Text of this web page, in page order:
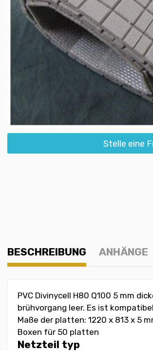
Stelle eine
BESCHREIBUNG ANHÄNGE
PVC Divinycell H80 Q100 5 mm
brühvorgang leer. Es ist
Maße der platten: 1220 x 813 x 5
Boxen für 50 platten
Netzteil typ